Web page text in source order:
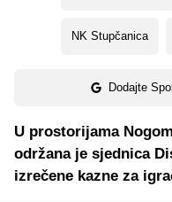
NK Stupčanica
Dodajte
U prostorijama
održana je sjednica
izrečene kazne za